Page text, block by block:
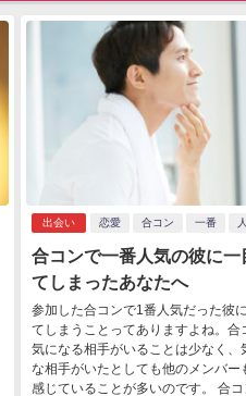
出会い 恋愛 合コン 一番
合コンで一番人気の彼に一
てしまったあなたへ
参加した合コンで1番人気だった彼
てしまうことってありますよね。合
気になる相手がいることは少なく、
な相手がいたとしても他のメンバー
感じていることが多いのです。 合